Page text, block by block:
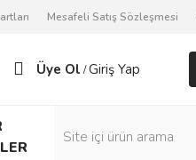
Mesafeli Satış Sözleşmesi
Üye Ol /Giriş Yap